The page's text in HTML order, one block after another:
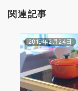
関連記事
2019年2月24日